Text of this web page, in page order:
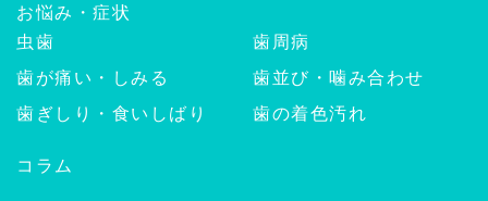
お悩み・症状
虫歯
歯周病
歯が痛い・しみる
歯並び・噛み合わせ
歯ぎしり・食いしばり
歯の着色汚れ
コラム